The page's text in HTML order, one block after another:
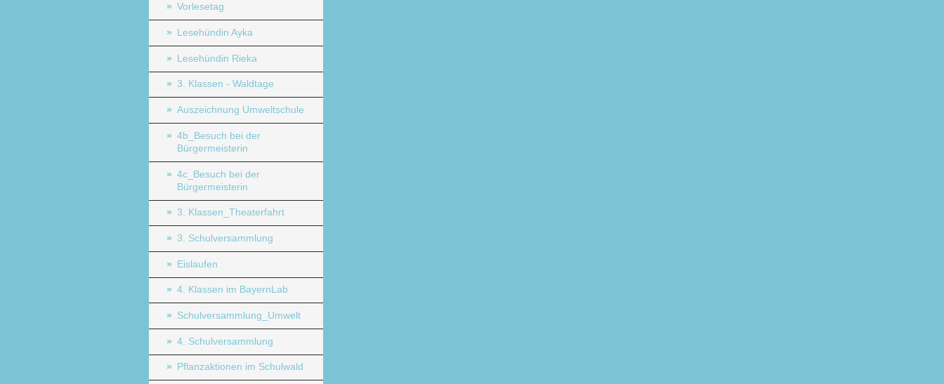
Vorlesetag
Lesehündin Ayka
Lesehündin Rieka
3. Klassen - Waldtage
Auszeichnung Umweltschule
4b_Besuch bei der
Bürgermeisterin
4c_Besuch bei der
Bürgermeisterin
3. Klassen_Theaterfahrt
3. Schulversammlung
Eislaufen
4. Klassen im BayernLab
Schulversammlung_Umwelt
4. Schulversammlung
Pflanzaktionen im Schulwald